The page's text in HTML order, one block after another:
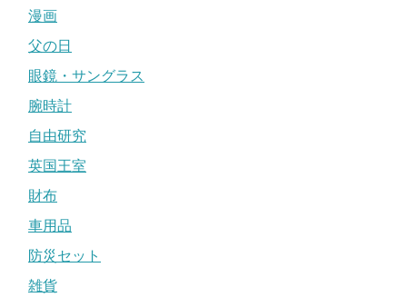
漫画
父の日
眼鏡・サングラス
腕時計
自由研究
英国王室
財布
車用品
防災セット
雑貨